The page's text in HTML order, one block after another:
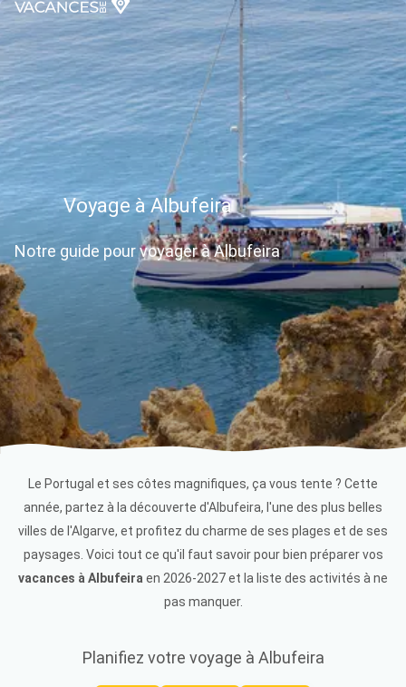
Voyage à Albufeira
Notre guide pour voyager à Albufeira
Le Portugal et ses côtes magnifiques, ça vous tente ? Cette
année, partez à la découverte d'Albufeira, l'une des plus belles
villes de l'Algarve, et profitez du charme de ses plages et de ses
paysages. Voici tout ce qu'il faut savoir pour bien préparer vos
vacances à Albufeira en 2026-2027 et la liste des activités à ne
pas manquer.
Planifiez votre voyage à Albufeira